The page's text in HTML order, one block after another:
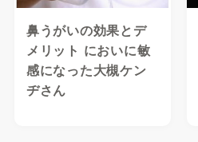
鼻うがいの効果とデ
メリット においに敏
感になった大槻ケン
ヂさん